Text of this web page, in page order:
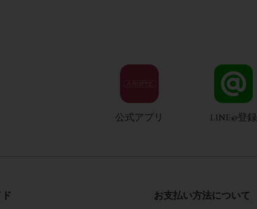
公式アプリ LINE@登録
お支払い方法について